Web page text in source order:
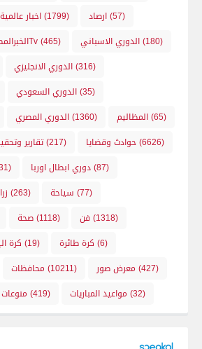
اخبار عالمية(1799) ارصاد(57)
الخبرالمصريTv(465) الدوري الاسباني(180)
الدوري الانجليزي(316)
الدوري السعودي(35)
الدوري المصري(1360) المظاليم(65)
تقارير(217) حوادث وقضايا(6626)
دوري ابطال اوربا(87)
(263) سياحة (77)
صحة(1118) فن (1318)
كرة (19) كرة طائرة (6)
محافظات (10211) معرض صور (427)
منوعات (419) مواعيد المباريات (32)